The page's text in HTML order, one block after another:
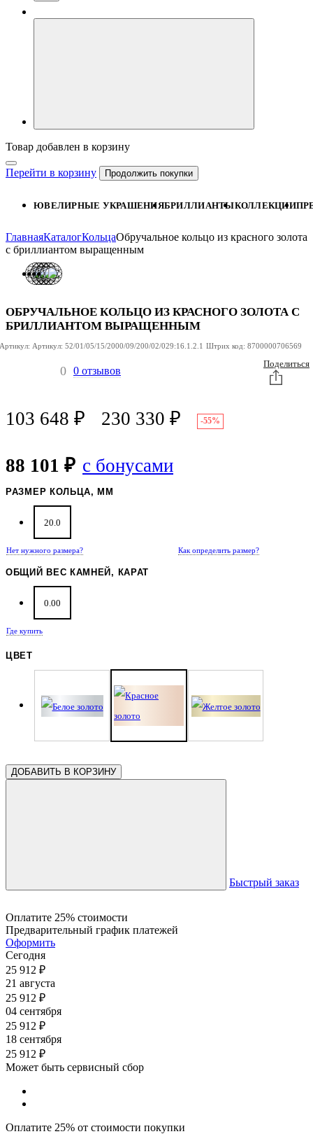
Товар добавлен в корзину
Перейти в корзину Продолжить покупки
ЮВЕЛИРНЫЕ УКРАШЕНИЯБРИЛЛИАНТЫКОЛЛЕКЦИИ
ГлавнаяКаталогКольцаОбручальное кольцо из красного золота
с бриллиантом выращенным
ОБРУЧАЛЬНОЕ КОЛЬЦО ИЗ КРАСНОГО ЗОЛОТА С
БРИЛЛИАНТОМ ВЫРАЩЕННЫМ
Артикул: Артикул: 52/01/05/15/2000/09/200/02/029:16.1.2.1 Штрих код: 8700000706569
0 0 отзывов
Поделиться
103 648 ₽ 230 330 ₽ -55%
88 101 ₽ с бонусами
РАЗМЕР КОЛЬЦА, ММ
20.0
Нет нужного размера? Как определить размер?
ОБЩИЙ ВЕС КАМНЕЙ, КАРАТ
0.00
Где купить
ЦВЕТ
ДОБАВИТЬ В КОРЗИНУ
Быстрый заказ
Оплатите 25% стоимости
Предварительный график платежей
Оформить
Сегодня
25 912 ₽
21 августа
25 912 ₽
04 сентября
25 912 ₽
18 сентября
25 912 ₽
Может быть сервисный сбор
Оплатите 25% от стоимости покупки